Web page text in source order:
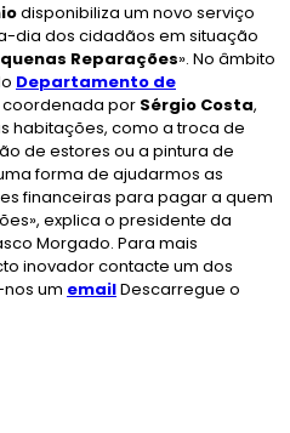
disponibiliza um novo serviço
dia dos cidadãos em situação
Reparações». No âmbito
Departamento de
coordenada por Sérgio Costa,
habitações, como a troca de
de estores ou a pintura de
forma de ajudarmos as
financeiras para pagar a quem
explica o presidente da
Morgado. Para mais
inovador contacte um dos
um emailDescarregue o